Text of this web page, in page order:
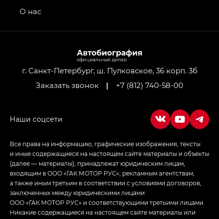
привод — GB AWD, Джи Эль Полный привод —
Джи Ти — GT, Джи Икс — GX,
Джи Икс ПРЕМИУМ — GX PREMIUM, ЛАУНЖ —
LOUNGE
Empow — Эмпау (Empow) в комплектации
г. Санкт-Петербург, ш. Пулковское, 36 корп. 3б
Заказать звонок
| +7 (812) 740-58-00
О нас
Все права на информацию, графические изображения, тексты
и иные содержащиеся на настоящем сайте материалы и объекты
(далее — материалы), принадлежат юридическим лицам,
входящим в ООО «ГАК МОТОР РУС», рекламным агентствам,
а также иным третьим в соответствии с условиями договоров,
заключенных между юридическими лицами
ООО «ГАК МОТОР РУС» и соответствующими третьими лицами.
Никакие содержащиеся на настоящем сайте материалы или